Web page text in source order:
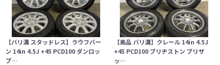
【バリ溝 スタッドレス】ラウフバー
ン 14in 4.5J +45 PCD100 ダンロッ
プ…
【美品 バリ溝】クレール 14in 4.5J
+45 PCD100 ブリヂストン ブリザ
ッ…